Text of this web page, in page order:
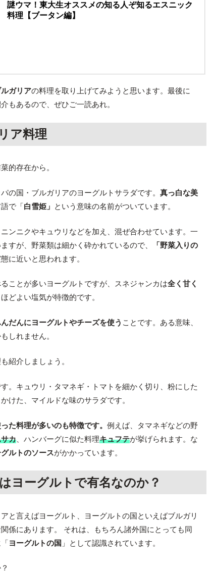
謎ウマ！東大生オススメの知る人ぞ知るエスニック
料理【ブータン編】
ルガリアの料理を取り上げてみようと思います。最後に
もあるので、ぜひご一読あれ。
ア料理
的存在から。
の国・ブルガリアのヨーグルトサラダです。真っ白な美
で「白雪姫」 という意味の名前がついています。
ンニクやキュウリなどを加え、混ぜ合わせています。一
すが、野菜類は細かく砕かれているので、
「野菜入りの
に近いと思われます。
ことが多いヨーグルトですが、スネジャンカは全く甘く
どよい塩気が特徴的です。
だんにヨーグルトやチーズを使う ことです。ある意味、
しれません。
紹介しましょう。
。キュウリ・タマネギ・トマトを細かく切り、粉にした
けた、マイルドな味のサラダです。
た料理が多いのも特徴です。例えば、タマネギなどの野
カ 、ハンバーグに似た料理キュフテが挙げられます。な
ルトのソースがかかっています。
ヨーグルトで有名なのか？
と言えばヨーグルト、ヨーグルトの国といえばブルガリ
係にあります。 それは、もちろん諸外国にとっても同
ヨーグルトの国 」として認識されています。